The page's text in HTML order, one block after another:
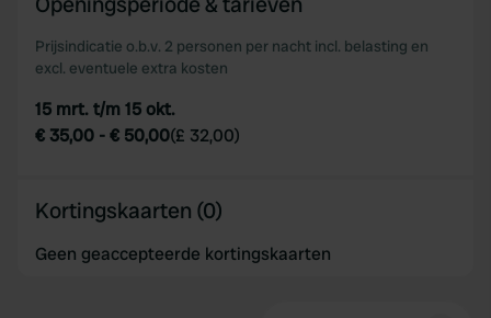
of their services.
Prijsindicatie o.b.v. 2 personen per nacht incl. belasting en
excl. eventuele extra kosten
15 mrt. t/m 15 okt.
€ 35,00 -€ 50,00(£ 32,00)
Kortingskaarten (0)
Geen geaccepteerde kortingskaarten